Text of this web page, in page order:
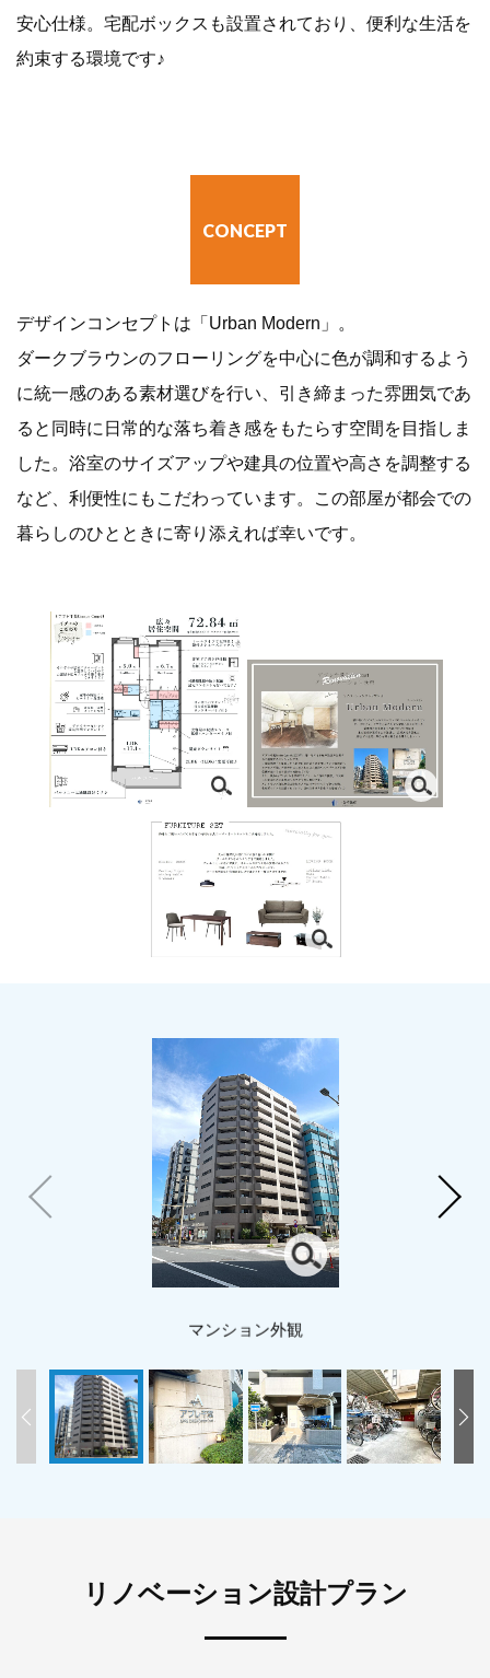
安心仕様。宅配ボックスも設置されており、便利な生活を
約束する環境です♪
CONCEPT
デザインコンセプトは「Urban Modern」。
ダークブラウンのフローリングを中心に色が調和するよう
に統一感のある素材選びを行い、引き締まった雰囲気であ
ると同時に日常的な落ち着き感をもたらす空間を目指しま
した。浴室のサイズアップや建具の位置や高さを調整する
など、利便性にもこだわっています。この部屋が都会での
暮らしのひとときに寄り添えれば幸いです。
マンション外観
リノベーション設計プラン